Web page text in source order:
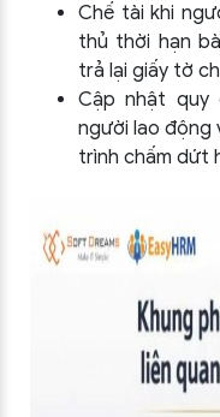
Chế tài khi
thủ thời hạn
trả lại giấy tờ
Cập nhật quy
người lao động
trình chấm dứt